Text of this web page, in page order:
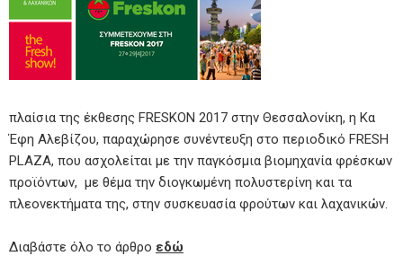
πλαίσια της έκθεσης FRESKON 2017 στην Θεσσαλονίκη, η Κα
Έφη Αλεβίζου, παραχώρησε συνέντευξη στο περιοδικό FRESH
PLAZA, που ασχολείται με την παγκόσμια βιομηχανία φρέσκων
προϊόντων, με θέμα την διογκωμένη πολυστερίνη και τα
πλεονεκτήματα της, στην συσκευασία φρούτων και λαχανικών.
Διαβάστε όλο το άρθρο εδώ